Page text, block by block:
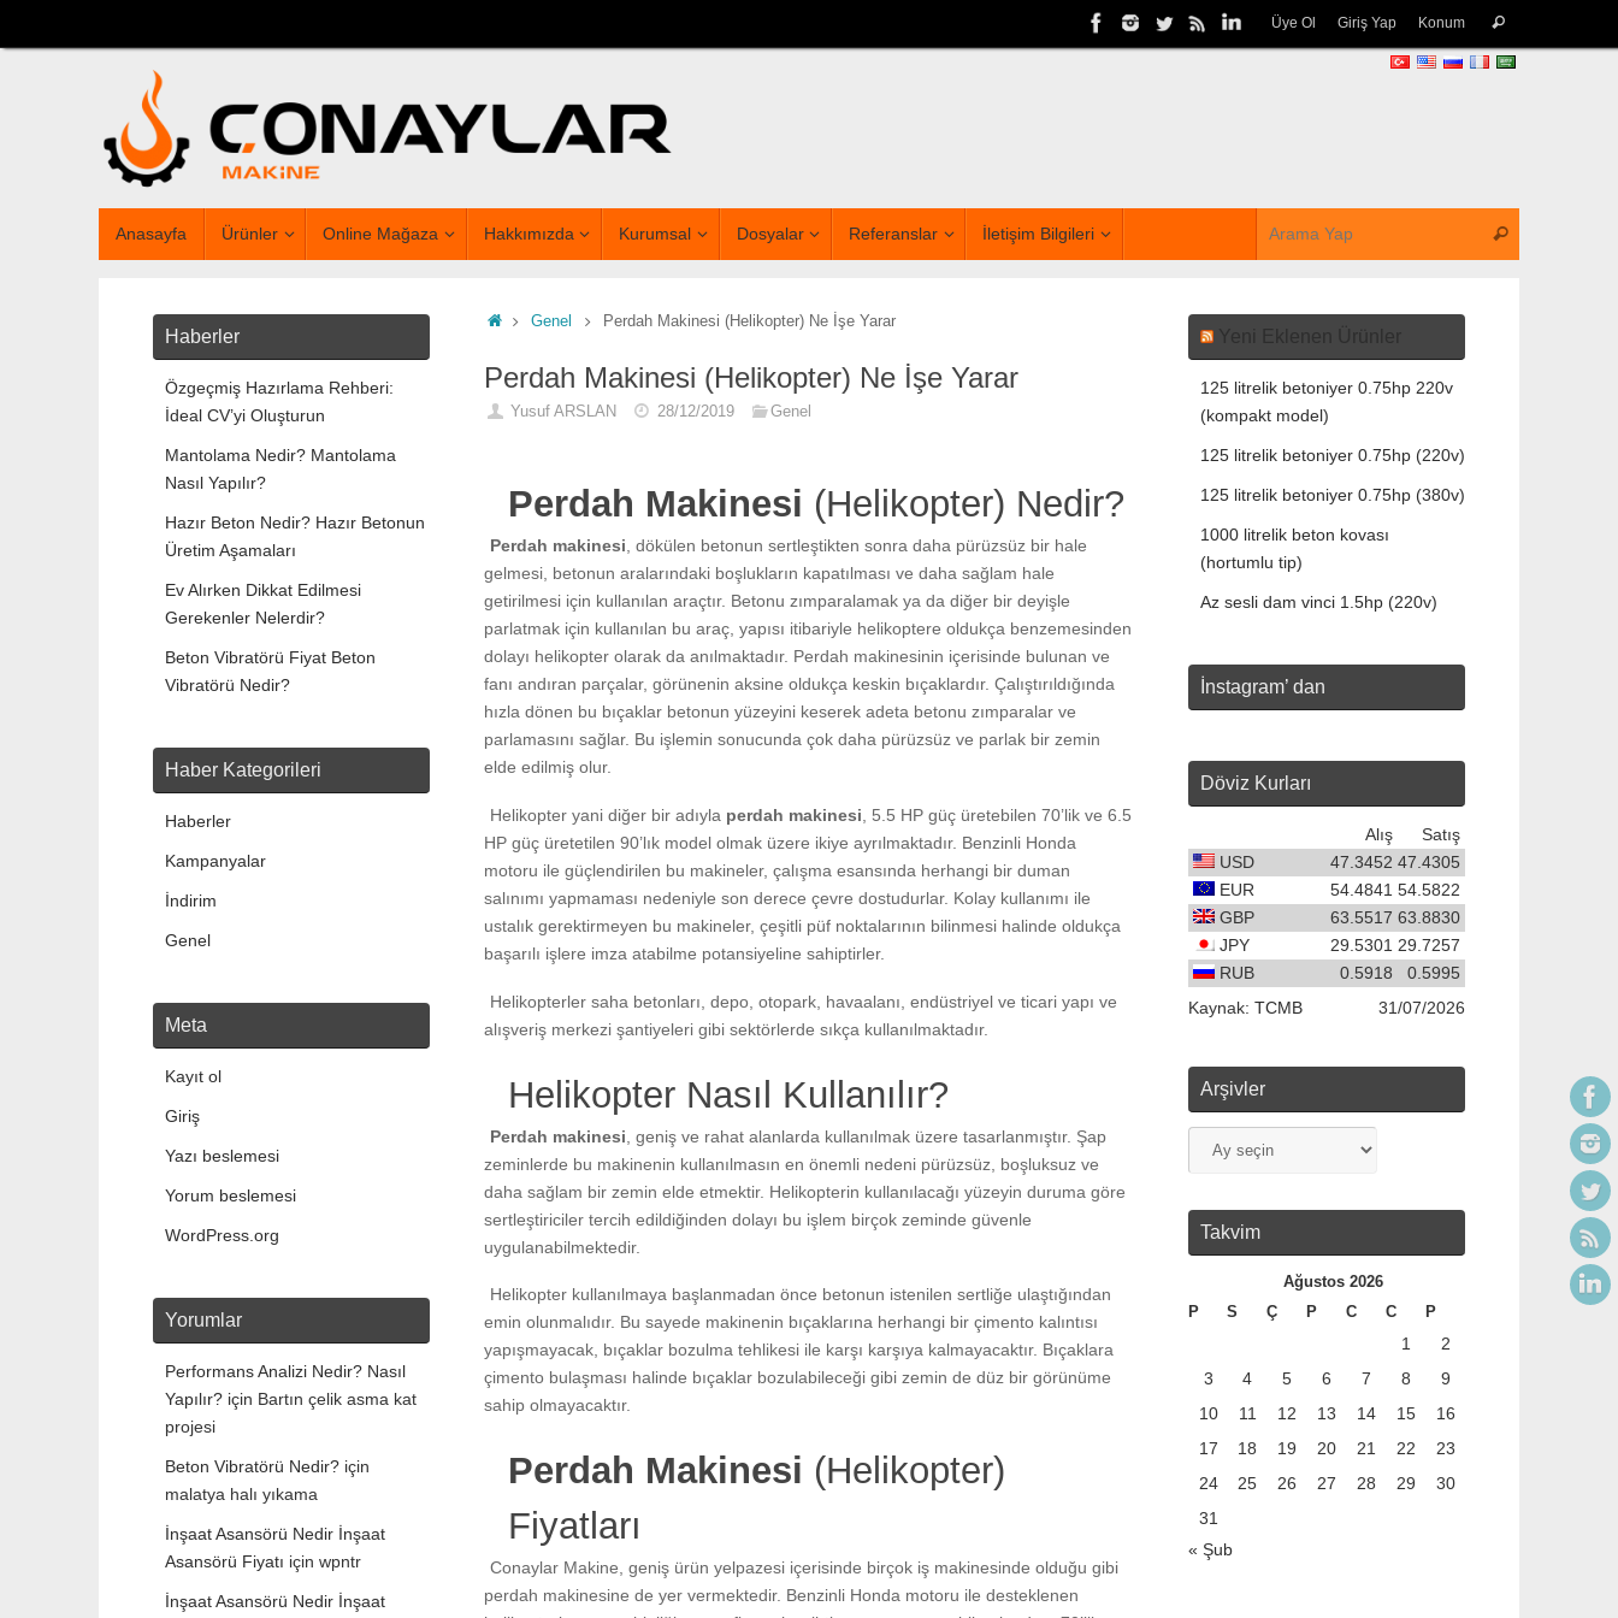
Üye Ol Giriş Yap Konum
Anasayfa Ürünler Online Mağaza Hakkımızda Kurumsal Dosyalar Referanslar İletişim Bilgileri
Genel Perdah Makinesi (Helikopter) Ne İşe Yarar
Perdah Makinesi (Helikopter) Ne İşe Yarar
Yusuf ARSLAN 28/12/2019 Genel
Perdah Makinesi (Helikopter) Nedir?
Perdah makinesi , dökülen betonun sertleştikten sonra daha pürüzsüz bir hale
gelmesi, betonun aralarındaki boşlukların kapatılması ve daha sağlam hale
getirilmesi için kullanılan araçtır. Betonu zımparalamak ya da diğer bir deyişle
parlatmak için kullanılan bu araç, yapısı itibariyle helikoptere oldukça benzemesinden
dolayı helikopter olarak da anılmaktadır. Perdah makinesinin içerisinde bulunan ve
fanı andıran parçalar, görünenin aksine oldukça keskin bıçaklardır. Çalıştırıldığında
hızla dönen bu bıçaklar betonun yüzeyini keserek adeta betonu zımparalar ve
parlamasını sağlar. Bu işlemin sonucunda çok daha pürüzsüz ve parlak bir zemin
elde edilmiş olur.
Helikopter yani diğer bir adıyla perdah makinesi , 5.5 HP güç üretebilen 70’lik ve 6.5
HP güç üretetilen 90’lık model olmak üzere ikiye ayrılmaktadır. Benzinli Honda
motoru ile güçlendirilen bu makineler, çalışma esansında herhangi bir duman
salınımı yapmaması nedeniyle son derece çevre dostudurlar. Kolay kullanımı ile
ustalık gerektirmeyen bu makineler, çeşitli püf noktalarının bilinmesi halinde oldukça
başarılı işlere imza atabilme potansiyeline sahiptirler.
Helikopterler saha betonları, depo, otopark, havaalanı, endüstriyel ve ticari yapı ve
alışveriş merkezi şantiyeleri gibi sektörlerde sıkça kullanılmaktadır.
Helikopter Nasıl Kullanılır?
Perdah makinesi , geniş ve rahat alanlarda kullanılmak üzere tasarlanmıştır. Şap
zeminlerde bu makinenin kullanılmasın en önemli nedeni pürüzsüz, boşluksuz ve
daha sağlam bir zemin elde etmektir. Helikopterin kullanılacağı yüzeyin duruma göre
sertleştiriciler tercih edildiğinden dolayı bu işlem birçok zeminde güvenle
uygulanabilmektedir.
Helikopter kullanılmaya başlanmadan önce betonun istenilen sertliğe ulaştığından
emin olunmalıdır. Bu sayede makinenin bıçaklarına herhangi bir çimento kalıntısı
yapışmayacak, bıçaklar bozulma tehlikesi ile karşı karşıya kalmayacaktır. Bıçaklara
çimento bulaşması halinde bıçaklar bozulabileceği gibi zemin de düz bir görünüme
sahip olmayacaktır.
Perdah Makinesi (Helikopter)
Fiyatları
Conaylar Makine, geniş ürün yelpazesi içerisinde birçok iş makinesinde olduğu gibi
perdah makinesine de yer vermektedir. Benzinli Honda motoru ile desteklenen
Haberler
Özgeçmiş Hazırlama Rehberi:
İdeal CV’yi Oluşturun
Mantolama Nedir? Mantolama
Nasıl Yapılır?
Hazır Beton Nedir? Hazır Betonun
Üretim Aşamaları
Ev Alırken Dikkat Edilmesi
Gerekenler Nelerdir?
Beton Vibratörü Fiyat Beton
Vibratörü Nedir?
Haber Kategorileri
Haberler
Kampanyalar
İndirim
Genel
Meta
Kayıt ol
Giriş
Yazı beslemesi
Yorum beslemesi
WordPress.org
Yorumlar
Performans Analizi Nedir? Nasıl
Yapılır? için Bartın çelik asma kat
projesi
Beton Vibratörü Nedir? için
malatya halı yıkama
İnşaat Asansörü Nedir İnşaat
Asansörü Fiyatı için wpntr
İnşaat Asansörü Nedir İnşaat
Yeni Eklenen Ürünler
125 litrelik betoniyer 0.75hp 220v
(kompakt model)
125 litrelik betoniyer 0.75hp (220v)
125 litrelik betoniyer 0.75hp (380v)
1000 litrelik beton kovası
(hortumlu tip)
Az sesli dam vinci 1.5hp (220v)
İnstagram’ dan
Döviz Kurları
Satış
Alış
USD
47.4305
47.3452
EUR
54.5822
54.4841
GBP
63.8830
63.5517
JPY
29.7257
29.5301
RUB
0.5995
0.5918
Kaynak: TCMB 31/07/2026
Arşivler
Takvim
Ağustos 2026
P
S Ç P C C P
1
2
3
4 5 6 7 8
9
10
11 12 13 14 15
16
17
18 19 20 21 22
23
24
25 26 27 28 29
30
31
« Şub